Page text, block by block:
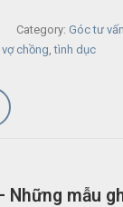
Category: Góc tư vấn
chồng,tình dục
Những mẫu